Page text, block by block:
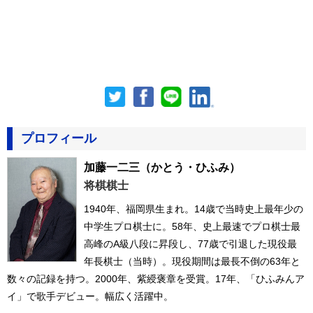
プロフィール
加藤一二三 （かとう・ひふみ）
将棋棋士
1940年、福岡県生まれ。14歳で当時史上最年少の
中学生プロ棋士に。58年、史上最速でプロ棋士最
高峰のA級八段に昇段し、77歳で引退した現役最
年長棋士（当時）。現役期間は最長不倒の63年と
数々の記録を持つ。2000年、紫綬褒章を受賞。17年、「ひふみんア
イ」で歌手デビュー。幅広く活躍中。